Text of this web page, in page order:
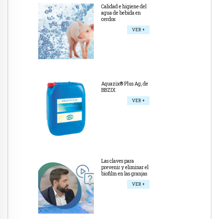
Calidad e higiene del
agua de bebida en
cerdos
VER +
Aquazix® Plus Ag, de
BBZIX
VER +
Las claves para
prevenir y eliminar el
biofilm en las granjas
VER +